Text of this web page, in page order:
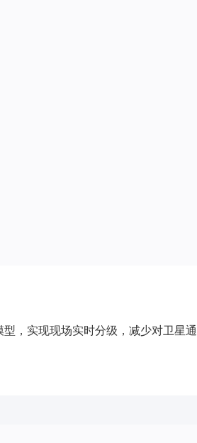
，实现现场实时分级，减少对卫星